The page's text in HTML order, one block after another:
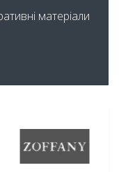
матеріали